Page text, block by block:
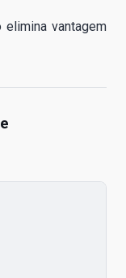
elimina vantagem